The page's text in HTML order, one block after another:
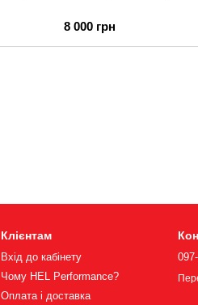
8 000 грн
Клієнтам
Вхід до кабінету
Чому HEL Performance?
Оплата і доставка